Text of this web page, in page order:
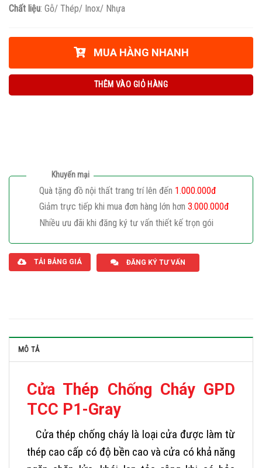
Chất liệu: Gỗ/ Thép/ Inox/ Nhựa
MUA HÀNG NHANH
THÊM VÀO GIỎ HÀNG
Khuyến mại
Quà tặng đồ nội thất trang trí lên đến 1.000.000đ
Giảm trực tiếp khi mua đơn hàng lớn hơn 3.000.000đ
Nhiều ưu đãi khi đăng ký tư vấn thiết kế trọn gói
TẢI BẢNG GIÁ ĐĂNG KÝ TƯ VẤN
MÔ TẢ
Cửa Thép Chống Cháy GPD
TCC P1-Gray
Cửa thép chống cháy là loại cửa được làm từ
thép cao cấp có độ bền cao và cửa có khả năng